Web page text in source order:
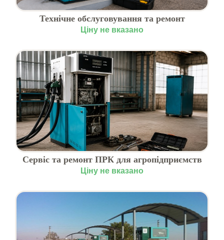
Технічне обслуговування та ремонт
обладнання АЗС
Ціну не вказано
Сервіс та ремонт ПРК для агропідприємств
Ціну не вказано